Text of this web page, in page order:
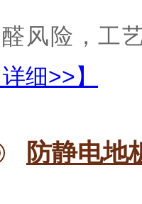
风险，工
详细>>】
防静电地